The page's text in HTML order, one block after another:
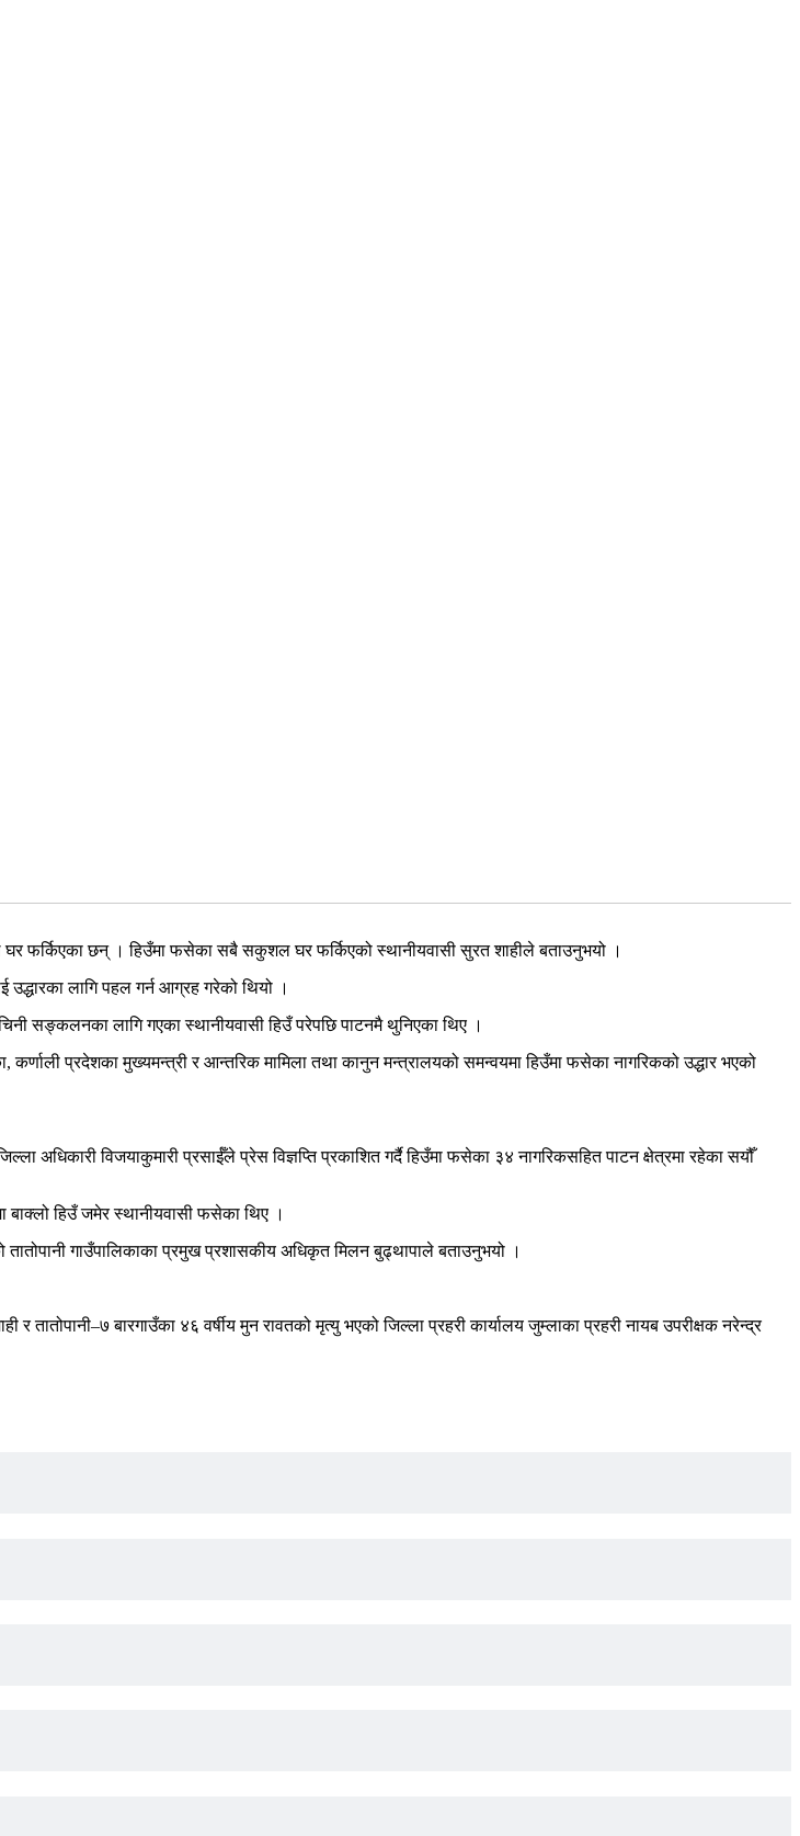
फर्किएका छन् । हिउँमा फसेका सबै सकुशल घर फर्किएको स्थानीयवासी सुरत शाहीले बताउनुभयो ।
उद्धारका लागि पहल गर्न आग्रह गरेको थियो ।
सङ्कलनका लागि गएका स्थानीयवासी हिउँ परेपछि पाटनमै थुनिएका थिए ।
कर्णाली प्रदेशका मुख्यमन्त्री र आन्तरिक मामिला तथा कानुन मन्त्रालयको समन्वयमा हिउँमा फसेका नागरिकको उद्धार भएको
विजयाकुमारी प्रसाईँले प्रेस विज्ञप्ति प्रकाशित गर्दै हिउँमा फसेका ३४ नागरिकसहित पाटन क्षेत्रमा रहेका सयौँ
हिउँ जमेर स्थानीयवासी फसेका थिए ।
तातोपानी गाउँपालिकाका प्रमुख प्रशासकीय अधिकृत मिलन बुढ्थापाले बताउनुभयो ।
र तातोपानी–७ बारगाउँका ४६ वर्षीय मुन रावतको मृत्यु भएको जिल्ला प्रहरी कार्यालय जुम्लाका प्रहरी नायब उपरीक्षक नरेन्द्र